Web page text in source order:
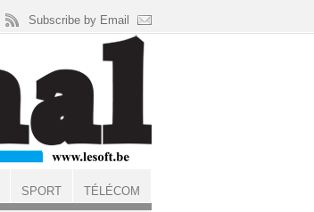
Subscribe by Email
SPORT TÉLÉCOM